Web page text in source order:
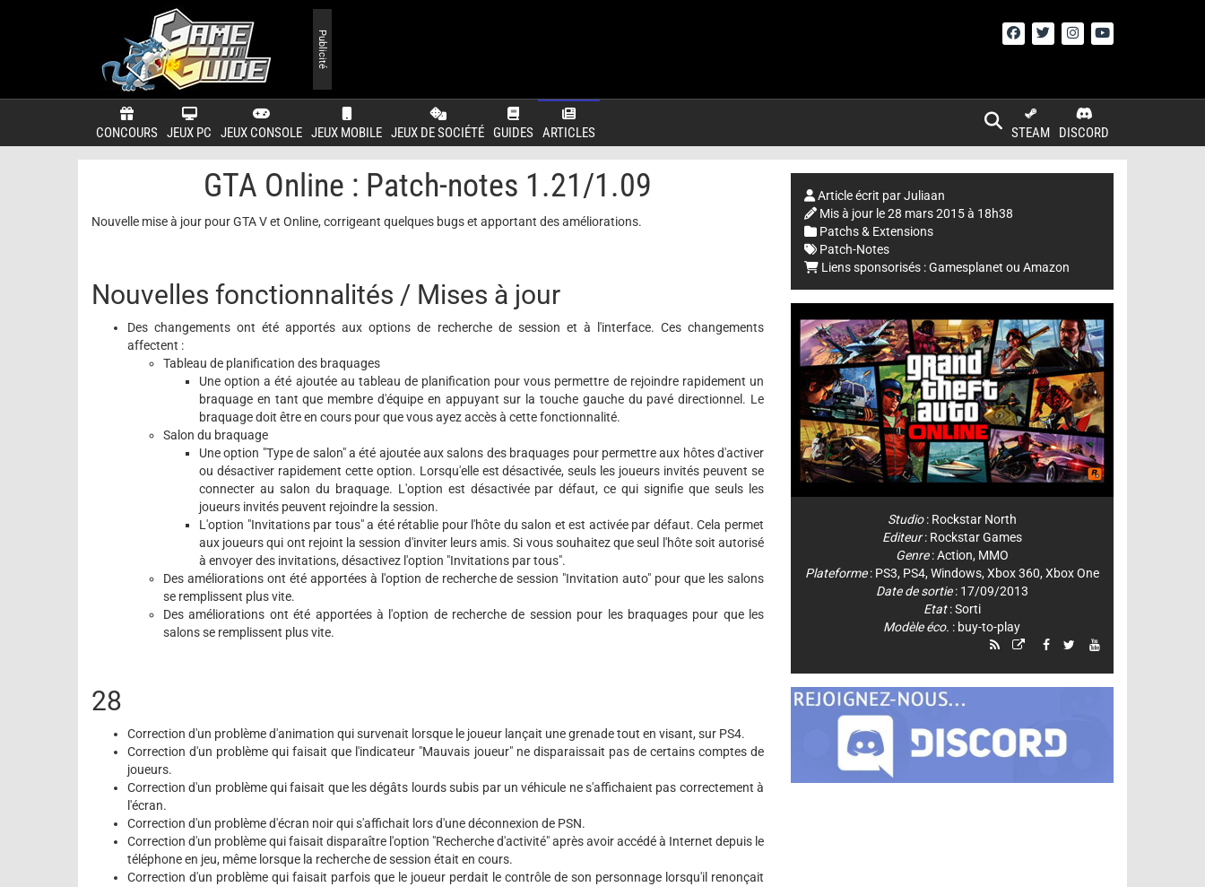
CONCOURS JEUX PC JEUX CONSOLE JEUX MOBILE JEUX DE SOCIÉTÉ GUIDES ARTICLES DISCORD
STEAM
Publicité
GTA Online : Patch-notes 1.21/1.09
Nouvelle mise à jour pour GTA V et Online, corrigeant quelques bugs et apportant des améliorations.
Nouvelles fonctionnalités / Mises à jour
Des changements ont été apportés aux options de recherche de session et à l'interface. Ces changements
affectent :
Tableau de planification des braquages
Une option a été ajoutée au tableau de planification pour vous permettre de rejoindre rapidement un
braquage en tant que membre d'équipe en appuyant sur la touche gauche du pavé directionnel. Le
braquage doit être en cours pour que vous ayez accès à cette fonctionnalité.
Salon du braquage
Une option "Type de salon" a été ajoutée aux salons des braquages pour permettre aux hôtes d'activer
ou désactiver rapidement cette option. Lorsqu'elle est désactivée, seuls les joueurs invités peuvent se
connecter au salon du braquage. L'option est désactivée par défaut, ce qui signifie que seuls les
joueurs invités peuvent rejoindre la session.
L'option "Invitations par tous" a été rétablie pour l'hôte du salon et est activée par défaut. Cela permet
aux joueurs qui ont rejoint la session d'inviter leurs amis. Si vous souhaitez que seul l'hôte soit autorisé
à envoyer des invitations, désactivez l'option "Invitations par tous".
Des améliorations ont été apportées à l'option de recherche de session "Invitation auto" pour que les salons
se remplissent plus vite.
Des améliorations ont été apportées à l'option de recherche de session pour les braquages pour que les
salons se remplissent plus vite.
28
Correction d'un problème d'animation qui survenait lorsque le joueur lançait une grenade tout en visant, sur PS4.
Correction d'un problème qui faisait que l'indicateur "Mauvais joueur" ne disparaissait pas de certains comptes de
joueurs.
Correction d'un problème qui faisait que les dégâts lourds subis par un véhicule ne s'affichaient pas correctement à
l'écran.
Correction d'un problème d'écran noir qui s'affichait lors d'une déconnexion de PSN.
Correction d'un problème qui faisait disparaître l'option "Recherche d'activité" après avoir accédé à Internet depuis le
téléphone en jeu, même lorsque la recherche de session était en cours.
Correction d'un problème qui faisait parfois que le joueur perdait le contrôle de son personnage lorsqu'il renonçait
Article écrit parJuliaan
Mis à jour le28 mars 2015 à 18h38
Patchs & Extensions
Patch-Notes
Liens sponsorisés :Gamesplanet ou Amazon
Studio: Rockstar North
Editeur: Rockstar Games
Genre:Action, MMO
Plateforme: PS3, PS4, Windows, Xbox 360, Xbox One
Date de sortie: 17/09/2013
Etat: Sorti
Modèle éco. : buy-to-play